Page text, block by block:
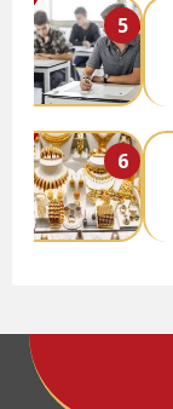
5
6